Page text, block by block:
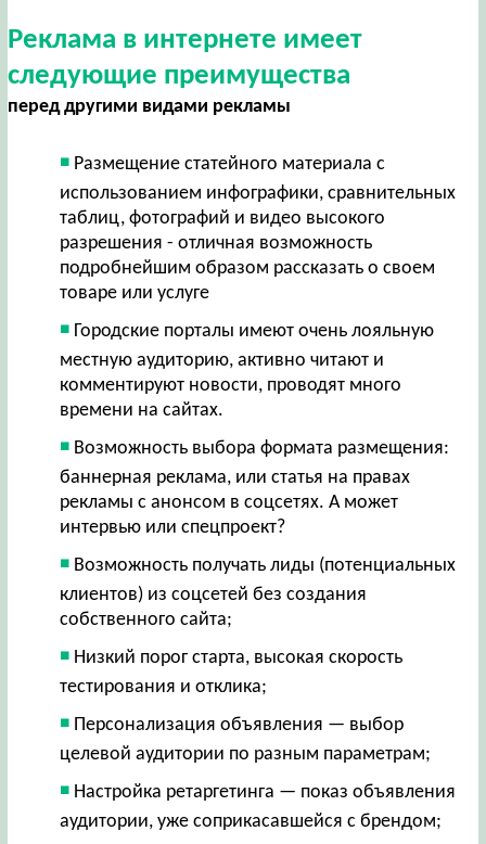
Реклама в интернете имеет
следующие преимущества
перед другими видами рекламы
Размещение статейного материала с
использованием инфографики, сравнительных
таблиц, фотографий и видео высокого
разрешения - отличная возможность
подробнейшим образом рассказать о своем
товаре или услуге
Городские порталы имеют очень лояльную
местную аудиторию, активно читают и
комментируют новости, проводят много
времени на сайтах.
Возможность выбора формата размещения:
баннерная реклама, или статья на правах
рекламы с анонсом в соцсетях. А может
интервью или спецпроект?
Возможность получать лиды (потенциальных
клиентов) из соцсетей без создания
собственного сайта;
Низкий порог старта, высокая скорость
тестирования и отклика;
Персонализация объявления — выбор
целевой аудитории по разным параметрам;
Настройка ретаргетинга — показ объявления
аудитории, уже соприкасавшейся с брендом;